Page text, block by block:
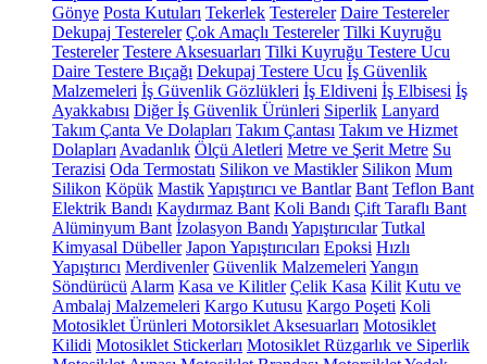
Gönye Posta Kutuları Tekerlek Testereler Daire Testereler
Dekupaj Testereler Çok Amaçlı Testereler Tilki Kuyruğu
Testereler Testere Aksesuarları Tilki Kuyruğu Testere Ucu
Daire Testere Bıçağı Dekupaj Testere Ucu İş Güvenlik
Malzemeleri İş Güvenlik Gözlükleri İş Eldiveni İş Elbisesi İş
Ayakkabısı Diğer İş Güvenlik Ürünleri Siperlik Lanyard
Takım Çanta Ve Dolapları Takım Çantası Takım ve Hizmet
Dolapları Avadanlık Ölçü Aletleri Metre ve Şerit Metre Su
Terazisi Oda Termostatı Silikon ve Mastikler Silikon Mum
Silikon Köpük MastikYapıştırıcı ve Bantlar Bant Teflon Bant
Elektrik Bandı Kaydırmaz Bant Koli Bandı Çift Taraflı Bant
Alüminyum Bant İzolasyon Bandı Yapıştırıcılar Tutkal
Kimyasal Dübeller Japon Yapıştırıcıları Epoksi Hızlı
Yapıştırıcı Merdivenler Güvenlik Malzemeleri Yangın
Söndürücü Alarm Kasa ve Kilitler Çelik Kasa Kilit Kutu ve
Ambalaj Malzemeleri Kargo Kutusu Kargo Poşeti Koli
Motosiklet Ürünleri Motorsiklet Aksesuarları Motosiklet
Kilidi Motosiklet Stickerları Motosiklet Rüzgarlık ve Siperlik